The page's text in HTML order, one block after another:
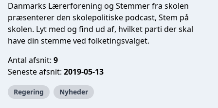
Danmarks Lærerforening og Stemmer fra skolen
præsenterer den skolepolitiske podcast, Stem på
skolen. Lyt med og find ud af, hvilket parti der skal
have din stemme ved folketingsvalget.
Antal afsnit: 9
Seneste afsnit: 2019-05-13
Regering Nyheder